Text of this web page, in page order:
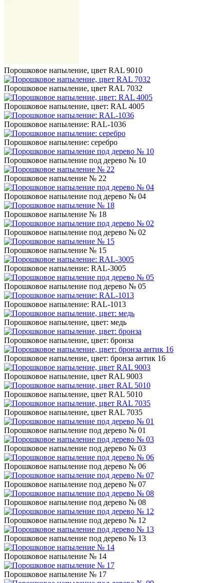
Порошковое напыление, цвет RAL 9010
Порошковое напыление, цвет RAL 7032
Порошковое напыление, цвет: RAL 4005
Порошковое напыление: RAL-1036
Порошковое напыление: серебро
Порошковое напыление под дерево № 10
Порошковое напыление № 22
Порошковое напыление под дерево № 04
Порошковое напыление № 18
Порошковое напыление под дерево № 02
Порошковое напыление № 15
Порошковое напыление: RAL-3005
Порошковое напыление под дерево № 05
Порошковое напыление: RAL-1013
Порошковое напыление, цвет: медь
Порошковое напыление, цвет: бронза
Порошковое напыление, цвет: бронза антик 16
Порошковое напыление, цвет RAL 9003
Порошковое напыление, цвет RAL 5010
Порошковое напыление, цвет RAL 7035
Порошковое напыление под дерево № 01
Порошковое напыление под дерево № 03
Порошковое напыление под дерево № 06
Порошковое напыление под дерево № 07
Порошковое напыление под дерево № 08
Порошковое напыление под дерево № 12
Порошковое напыление под дерево № 13
Порошковое напыление № 14
Порошковое напыление № 17